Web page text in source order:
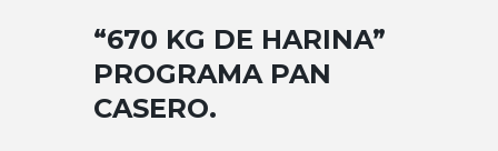
“670 KG DE HARINA”
PROGRAMA PAN
CASERO.